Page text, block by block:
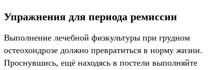
Упражнения для периода ремиссии
Выполнение лечебной физкультуры при грудном
остеохондрозе должно превратиться в норму жизни.
Проснувшись, ещё находясь в постели выполняйте